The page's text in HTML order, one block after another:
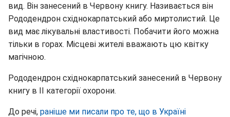
вид. Він занесений в Червону книгу. Називається він
Рододендрон східнокарпатський або миртолистий. Це
вид має лікувальні властивості. Побачити його можна
тільки в горах. Місцеві жителі вважають цю квітку
магічною.
Рододендрон східнокарпатський занесений в Червону
книгу в II категорії охорони.
До речі, раніше ми писали про те, що в Україні